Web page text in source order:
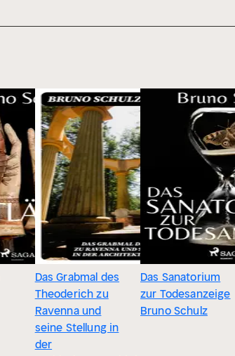
Das Grabmal des
Theoderich zu
Ravenna und
seine Stellung in
der
Das Sanatorium
zur Todesanzeige
Bruno Schulz